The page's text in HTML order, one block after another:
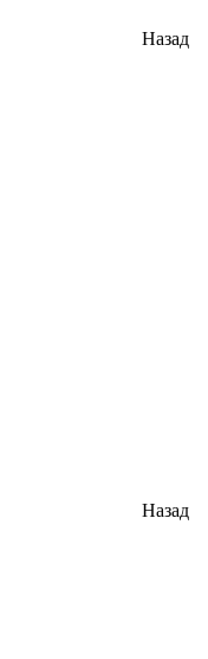
Назад
Назад